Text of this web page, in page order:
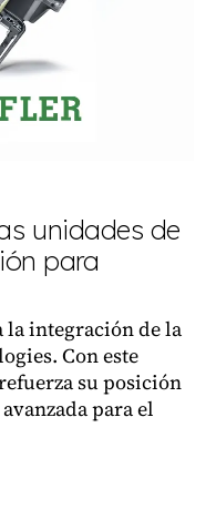
unidades de
para
integración de la
Con este
su posición
para el